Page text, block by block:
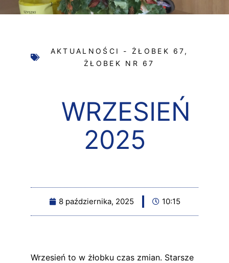
AKTUALNOŚCI - ŻŁOBEK 67,
ŻŁOBEK NR 67
WRZESIEŃ
2025
8 października, 2025 10:15
Wrzesień to w żłobku czas zmian. Starsze